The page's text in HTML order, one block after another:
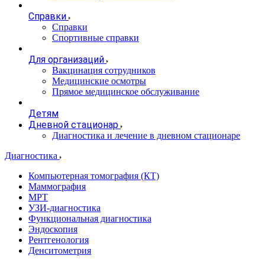
Справки
Справки
Спортивные справки
Для организаций
Вакцинация сотрудников
Медицинские осмотры
Прямое медицинское обслуживание
Детям
Дневной стационар
Диагностика и лечение в дневном стационаре
Диагностика
Компьютерная томография (КТ)
Маммография
МРТ
УЗИ-диагностика
Функциональная диагностика
Эндоскопия
Рентгенология
Денситометрия